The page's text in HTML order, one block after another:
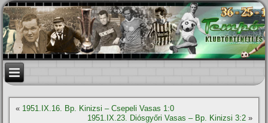
« 1951.IX.16. Bp. Kinizsi – Csepeli Vasas 1:0
1951.IX.23. Diósgyőri Vasas – Bp. Kinizsi 3:2»